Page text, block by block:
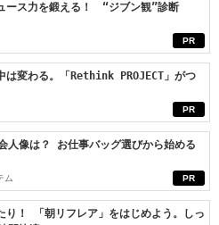
PR
ース力を鍛える！ “ジブン観”診断
PR
は変わる。「Rethink PROJECT」がつ
PR
人像は？ お仕事バッグ選びから始める
ム
り！ 「朝リフレア」をはじめよう。しっ